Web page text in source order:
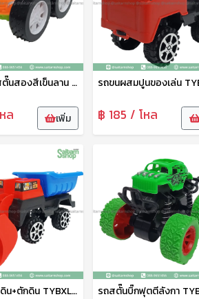
รถสปอร์ทสตั๊นสองสีเข็นลาน TYBL-50512 Zonertoy
ล เพิ่ม ฿ 185 / โหล
รถกระบะขนดิน+ตักดิน TYBXL-31006ABC